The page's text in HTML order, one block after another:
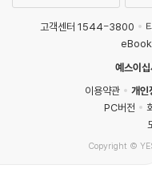
고객센터 1544-3800
eBook
예스이
이용약관
개인
PC버전
Copyright ©